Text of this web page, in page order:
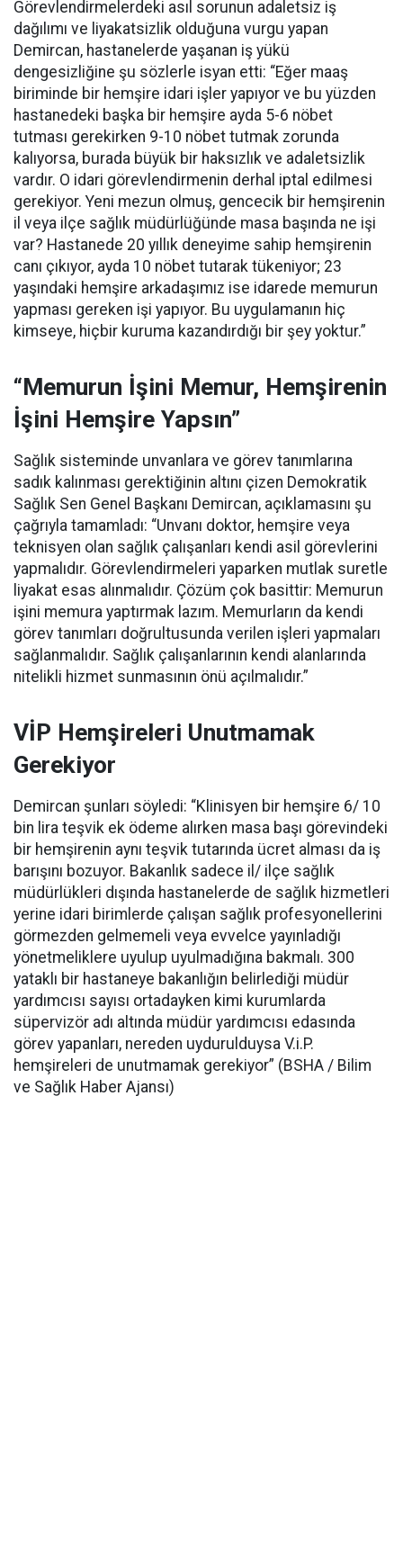
Görevlendirmelerdeki asıl sorunun adaletsiz iş
dağılımı ve liyakatsizlik olduğuna vurgu yapan
Demircan, hastanelerde yaşanan iş yükü
dengesizliğine şu sözlerle isyan etti: “Eğer maaş
biriminde bir hemşire idari işler yapıyor ve bu yüzden
hastanedeki başka bir hemşire ayda 5-6 nöbet
tutması gerekirken 9-10 nöbet tutmak zorunda
kalıyorsa, burada büyük bir haksızlık ve adaletsizlik
vardır. O idari görevlendirmenin derhal iptal edilmesi
gerekiyor. Yeni mezun olmuş, gencecik bir hemşirenin
il veya ilçe sağlık müdürlüğünde masa başında ne işi
var? Hastanede 20 yıllık deneyime sahip hemşirenin
canı çıkıyor, ayda 10 nöbet tutarak tükeniyor; 23
yaşındaki hemşire arkadaşımız ise idarede memurun
yapması gereken işi yapıyor. Bu uygulamanın hiç
kimseye, hiçbir kuruma kazandırdığı bir şey yoktur.”
“Memurun İşini Memur, Hemşirenin
İşini Hemşire Yapsın”
Sağlık sisteminde unvanlara ve görev tanımlarına
sadık kalınması gerektiğinin altını çizen Demokratik
Sağlık Sen Genel Başkanı Demircan, açıklamasını şu
çağrıyla tamamladı: “Unvanı doktor, hemşire veya
teknisyen olan sağlık çalışanları kendi asil görevlerini
yapmalıdır. Görevlendirmeleri yaparken mutlak suretle
liyakat esas alınmalıdır. Çözüm çok basittir: Memurun
işini memura yaptırmak lazım. Memurların da kendi
görev tanımları doğrultusunda verilen işleri yapmaları
sağlanmalıdır. Sağlık çalışanlarının kendi alanlarında
nitelikli hizmet sunmasının önü açılmalıdır.”
VİP Hemşireleri Unutmamak
Gerekiyor
Demircan şunları söyledi: “Klinisyen bir hemşire 6/ 10
bin lira teşvik ek ödeme alırken masa başı görevindeki
bir hemşirenin aynı teşvik tutarında ücret alması da iş
barışını bozuyor. Bakanlık sadece il/ ilçe sağlık
müdürlükleri dışında hastanelerde de sağlık hizmetleri
yerine idari birimlerde çalışan sağlık profesyonellerini
görmezden gelmemeli veya evvelce yayınladığı
yönetmeliklere uyulup uyulmadığına bakmalı. 300
yataklı bir hastaneye bakanlığın belirlediği müdür
yardımcısı sayısı ortadayken kimi kurumlarda
süpervizör adı altında müdür yardımcısı edasında
görev yapanları, nereden uydurulduysa V.i.P.
hemşireleri de unutmamak gerekiyor” (BSHA / Bilim
ve Sağlık Haber Ajansı)